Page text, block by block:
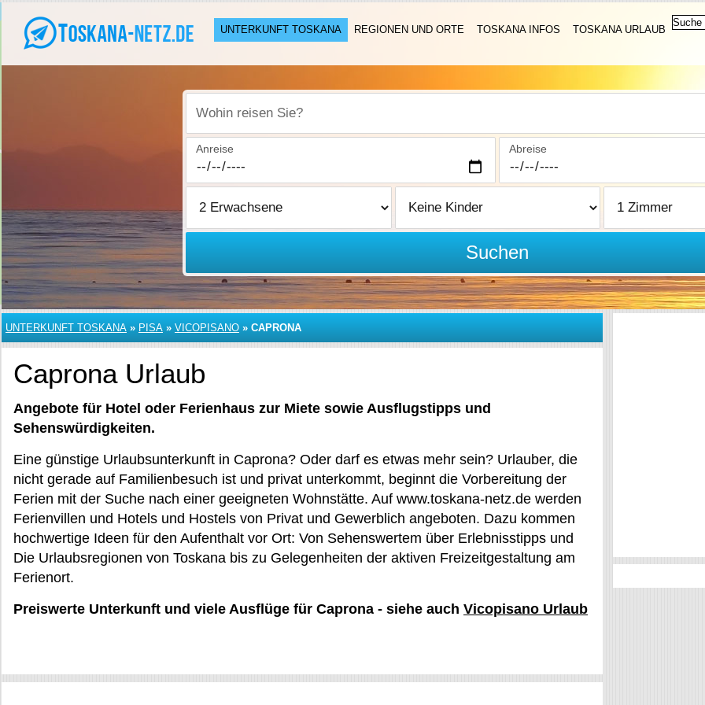
UNTERKUNFT TOSKANA REGIONEN UND ORTE TOSKANA INFOS TOSKANA URLAUB
Wohin reisen Sie?
Anreise Abreise
Suchen
UNTERKUNFT TOSKANA » PISA » VICOPISANO » CAPRONA
Caprona Urlaub
Angebote für Hotel oder Ferienhaus zur Miete sowie Ausflugstipps und
Sehenswürdigkeiten.
Eine günstige Urlaubsunterkunft in Caprona? Oder darf es etwas mehr sein? Urlauber, die
nicht gerade auf Familienbesuch ist und privat unterkommt, beginnt die Vorbereitung der
Ferien mit der Suche nach einer geeigneten Wohnstätte. Auf www.toskana-netz.de werden
Ferienvillen und Hotels und Hostels von Privat und Gewerblich angeboten. Dazu kommen
hochwertige Ideen für den Aufenthalt vor Ort: Von Sehenswertem über Erlebnisstipps und
Die Urlaubsregionen von Toskana bis zu Gelegenheiten der aktiven Freizeitgestaltung am
Ferienort.
Preiswerte Unterkunft und viele Ausflüge für Caprona - siehe auch Vicopisano Urlaub